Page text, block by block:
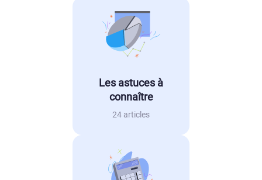
Les astuces à
connaître
24 articles